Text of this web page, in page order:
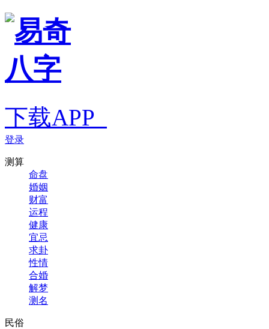
下载APP
登录
测算
命盘
婚姻
财富
运程
健康
宜忌
求卦
性情
合婚
解梦
测名
民俗